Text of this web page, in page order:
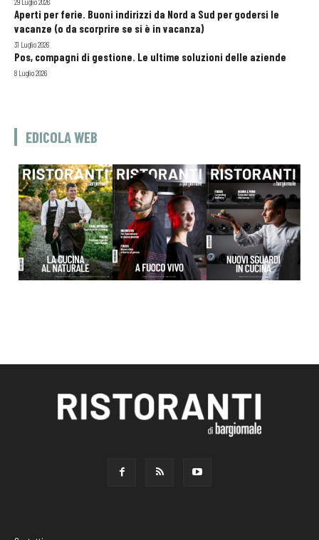
Aperti per ferie. Buoni indirizzi da Nord a Sud per godersi le
vacanze (o da scorprire se si è in vacanza)
31 Luglio 2026
Pos, compagni di gestione. Le ultime soluzioni delle aziende
8 Luglio 2026
EDICOLA WEB